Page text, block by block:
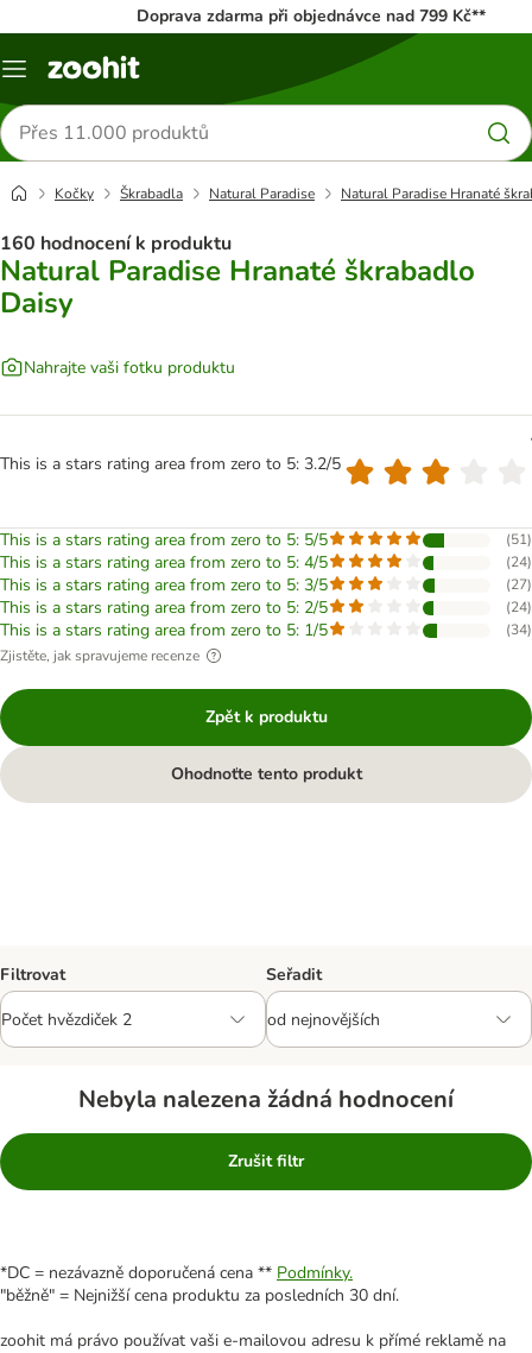
Doprava zdarma při objednávce nad 799 Kč**
Menu
Hledat
produkty
Kočky Škrabadla Natural Paradise Natural Paradise Hranaté
160 hodnocení k produktu
Natural Paradise Hranaté škrabadlo
Daisy
Nahrajte vaši fotku produktu
This is a stars rating area from zero to 5: 3.2/5
This is a stars rating area from zero to 5: 5/5 (51)
This is a stars rating area from zero to 5: 4/5 (24)
This is a stars rating area from zero to 5: 3/5 (27)
This is a stars rating area from zero to 5: 2/5 (24)
This is a stars rating area from zero to 5: 1/5 (34)
Zjistěte, jak spravujeme recenze
Zpět k produktu
Ohodnoťte tento produkt
Filtrovat Seřadit
Nebyla nalezena žádná hodnocení
Zrušit filtr
*DC = nezávazně doporučená cena ** Podmínky.
"běžně" = Nejnižší cena produktu za posledních 30 dní.
zoohit má právo používat vaši e-mailovou adresu k přímé reklamě na